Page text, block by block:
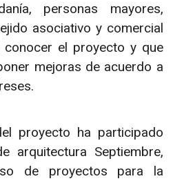
personas mayores,
asociativo y comercial
el proyecto y que
mejoras de acuerdo a
proyecto ha participado
arquitectura Septiembre,
de proyectos para la